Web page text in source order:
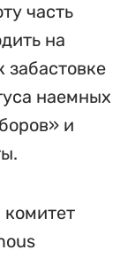
часть
на
забастовке
наемных
и